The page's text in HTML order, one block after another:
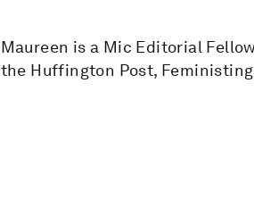
Maureen is a Mic Editorial
the Huffington Post,